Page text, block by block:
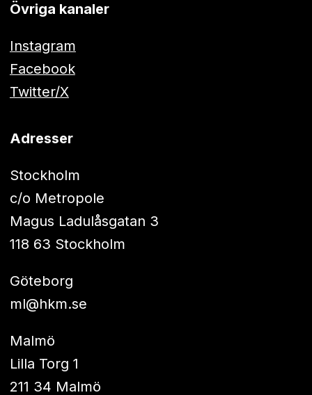
Övriga kanaler
Instagram
Facebook
Twitter/X
Adresser
Stockholm
c/o Metropole
Magus Ladulåsgatan 3
118 63 Stockholm
Göteborg
ml@hkm.se
Malmö
Lilla Torg 1
211 34 Malmö